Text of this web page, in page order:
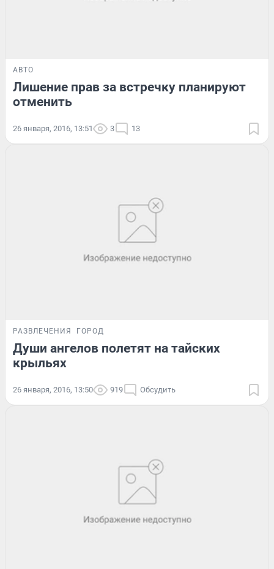
АВТО
Лишение прав за встречку планируют
отменить
26 января, 2016, 13:51 3 13
РАЗВЛЕЧЕНИЯ ГОРОД
Души ангелов полетят на тайских
крыльях
26 января, 2016, 13:50 919 Обсудить